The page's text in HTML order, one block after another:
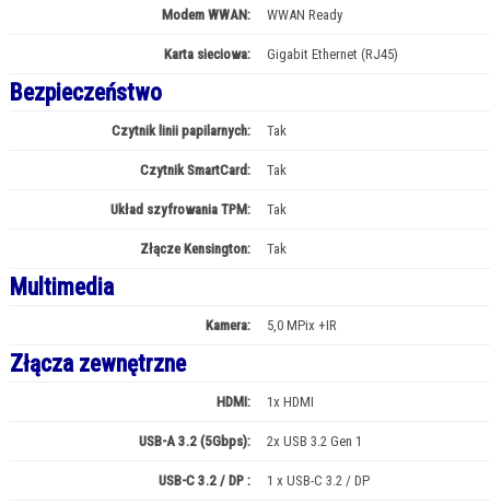
Modem WWAN: WWAN Ready
Karta sieciowa: Gigabit Ethernet (RJ45)
Bezpieczeństwo
Czytnik linii papilarnych: Tak
Czytnik SmartCard: Tak
Układ szyfrowania TPM: Tak
Złącze Kensington: Tak
Multimedia
Kamera: 5,0 MPix +IR
Złącza zewnętrzne
HDMI: 1x HDMI
USB-A 3.2 (5Gbps): 2x USB 3.2 Gen 1
USB-C 3.2 / DP : 1 x USB-C 3.2 / DP